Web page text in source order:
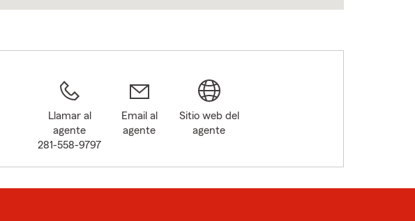
Llamar al
agente
281-558-9797
Email al
agente
Sitio web del
agente